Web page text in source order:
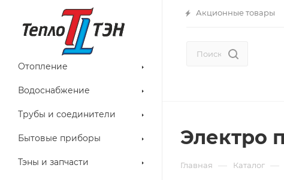
Акционные товары
Отопление
Водоснабжение
Трубы и соединители
Бытовые приборы
Тэны и запчасти
Электро
Главная — Каталог —